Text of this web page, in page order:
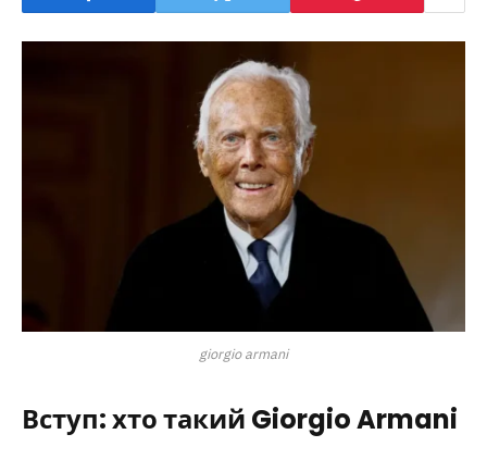
giorgio armani
Вступ: хто такий Giorgio Armani